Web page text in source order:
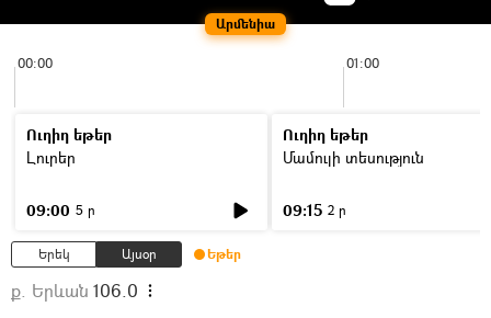
Արմենիա
00:00 01:00
Ուղիղ եթեր
Լուրեր
09:00 5 ր
Ուղիղ եթեր
Մամուլի տեսություն
09:15 2 ր
Երեկ Այսօր Եթեր
ք. Երևան 106.0